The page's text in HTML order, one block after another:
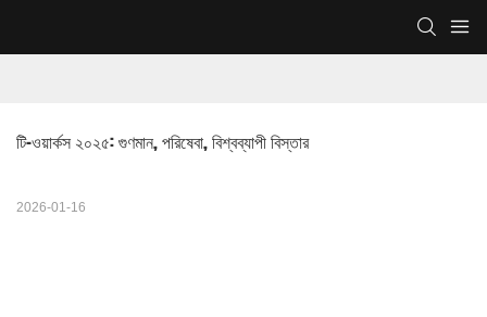
টি-ওয়ার্কস ২০২৫: গুণমান, পরিষেবা, বিশ্বব্যাপী বিস্তার
2026-01-16